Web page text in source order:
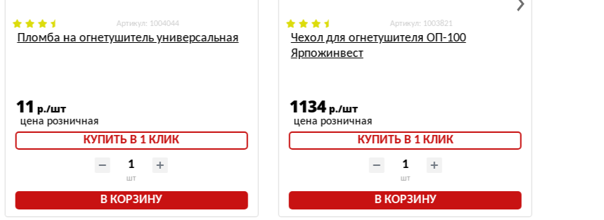
: 1004044
Пломба на огнетушитель универсальная
11 р./шт
КУПИТЬ В 1 КЛИК
шт
В КОРЗИНУ
: 1003821
Чехол для огнетушителя ОП-100
Ярпожинвест
1134 р./шт
КУПИТЬ В 1 КЛИК
шт
В КОРЗИНУ